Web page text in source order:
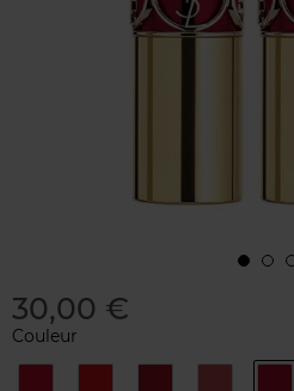
30,00 €
Couleur